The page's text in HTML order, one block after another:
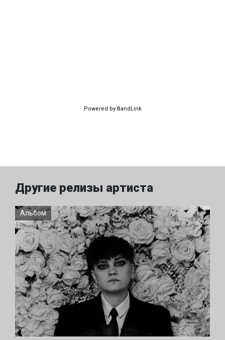
Powered by BandLink
Другие релизы артиста
Альбом